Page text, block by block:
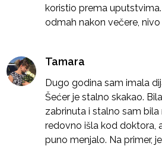
koristio prema
odmah nakon večere, nivo
Tamara
Dugo godina sam imala
Šećer je stalno skakao.
zabrinuta i stalno sam bila
redovno išla kod doktora,
puno menjalo. Na primer,